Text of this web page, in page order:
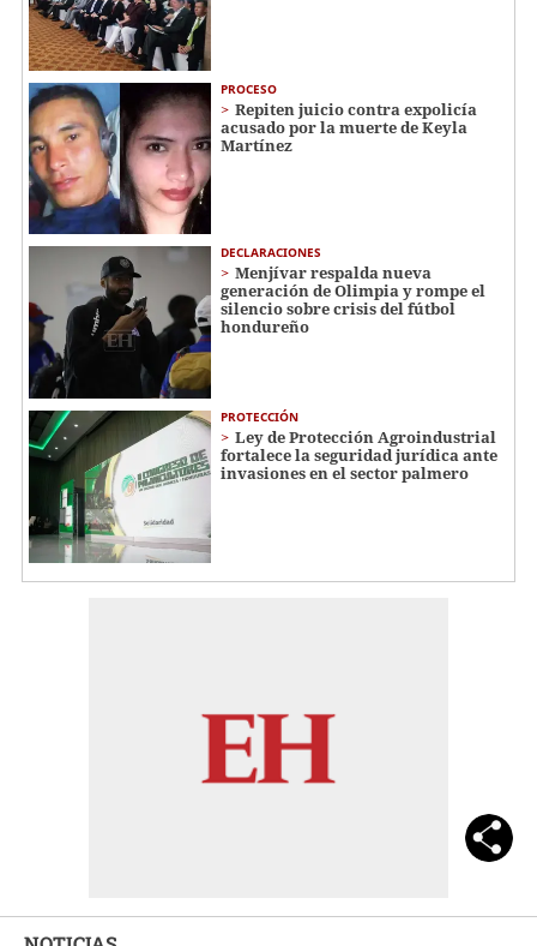
PROCESO
Repiten juicio contra expolicía
acusado por la muerte de Keyla
Martínez
DECLARACIONES
Menjívar respalda nueva
generación de Olimpia y rompe el
silencio sobre crisis del fútbol
hondureño
PROTECCIÓN
Ley de Protección Agroindustrial
fortalece la seguridad jurídica ante
invasiones en el sector palmero